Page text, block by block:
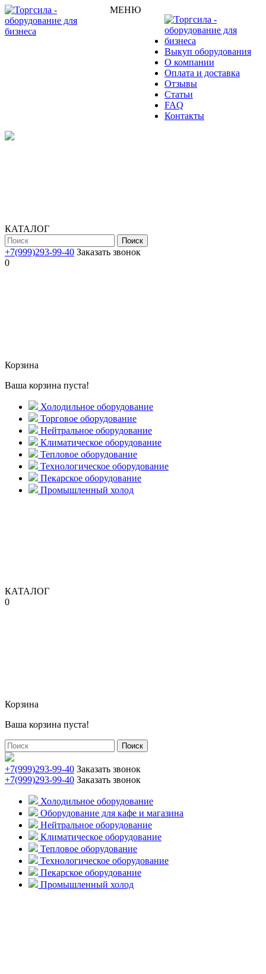
МЕНЮ
Выкуп оборудования
О компании
Оплата и доставка
Отзывы
Статьи
FAQ
Контакты
КАТАЛОГ
Поиск
+7(999)293-99-40 Заказать звонок
0
Корзина
Ваша корзина пуста!
Холодильное оборудование
Торговое оборудование
Нейтральное оборудование
Климатическое оборудование
Тепловое оборудование
Технологическое оборудование
Пекарское оборудование
Промышленный холод
КАТАЛОГ
0
Корзина
Ваша корзина пуста!
Поиск
+7(999)293-99-40 Заказать звонок
+7(999)293-99-40 Заказать звонок
Холодильное оборудование
Оборудование для кафе и магазина
Нейтральное оборудование
Климатическое оборудование
Тепловое оборудование
Технологическое оборудование
Пекарское оборудование
Промышленный холод